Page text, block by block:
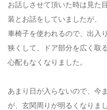
お話しさせて頂いた時は見た
装とお話をしていましたが、
車椅子を使われるので、出入
狭くして、ドア部分を広く取
心配もなくなりました。
あまり日が入らないので、今
が、玄関周りが明るくなりまし